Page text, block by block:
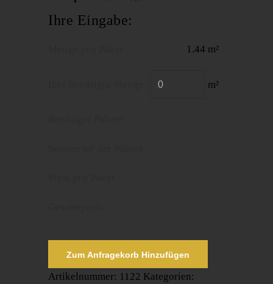
Ihre Eingabe:
1.44 m²
m²
Zum Anfragekorb Hinzufügen
Artikelnummer: 1122 Kategorien: